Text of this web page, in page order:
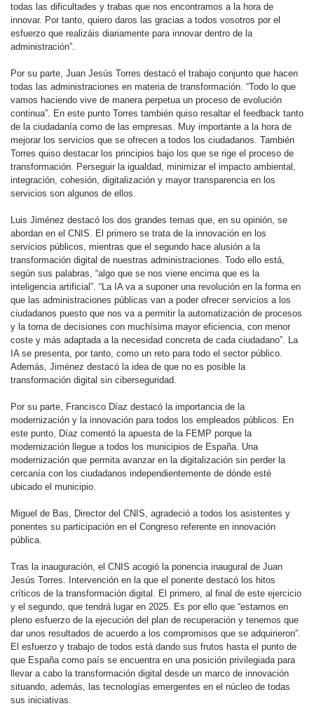
todas las dificultades y trabas que nos encontramos a la hora de
innovar. Por tanto, quiero daros las gracias a todos vosotros por el
esfuerzo que realizáis diariamente para innovar dentro de la
administración”.
Por su parte, Juan Jesús Torres destacó el trabajo conjunto que hacen
todas las administraciones en materia de transformación. “Todo lo que
vamos haciendo vive de manera perpetua un proceso de evolución
continua”. En este punto Torres también quiso resaltar el feedback tanto
de la ciudadanía como de las empresas. Muy importante a la hora de
mejorar los servicios que se ofrecen a todos los ciudadanos. También
Torres quiso destacar los principios bajo los que se rige el proceso de
transformación. Perseguir la igualdad, minimizar el impacto ambiental,
integración, cohesión, digitalización y mayor transparencia en los
servicios son algunos de ellos.
Luis Jiménez destacó los dos grandes temas que, en su opinión, se
abordan en el CNIS. El primero se trata de la innovación en los
servicios públicos, mientras que el segundo hace alusión a la
transformación digital de nuestras administraciones. Todo ello está,
según sus palabras, “algo que se nos viene encima que es la
inteligencia artificial”. “La IA va a suponer una revolución en la forma en
que las administraciones públicas van a poder ofrecer servicios a los
ciudadanos puesto que nos va a permitir la automatización de procesos
y la toma de decisiones con muchísima mayor eficiencia, con menor
coste y más adaptada a la necesidad concreta de cada ciudadano”. La
IA se presenta, por tanto, como un reto para todo el sector público.
Además, Jiménez destacó la idea de que no es posible la
transformación digital sin ciberseguridad.
Por su parte, Francisco Díaz destacó la importancia de la
modernización y la innovación para todos los empleados públicos. En
este punto, Díaz comentó la apuesta de la FEMP porque la
modernización llegue a todos los municipios de España. Una
modernización que permita avanzar en la digitalización sin perder la
cercanía con los ciudadanos independientemente de dónde esté
ubicado el municipio.
Miguel de Bas, Director del CNIS, agradeció a todos los asistentes y
ponentes su participación en el Congreso referente en innovación
pública.
Tras la inauguración, el CNIS acogió la ponencia inaugural de Juan
Jesús Torres. Intervención en la que el ponente destacó los hitos
críticos de la transformación digital. El primero, al final de este ejercicio
y el segundo, que tendrá lugar en 2025. Es por ello que “estamos en
pleno esfuerzo de la ejecución del plan de recuperación y tenemos que
dar unos resultados de acuerdo a los compromisos que se adquirieron”.
El esfuerzo y trabajo de todos está dando sus frutos hasta el punto de
que España como país se encuentra en una posición privilegiada para
llevar a cabo la transformación digital desde un marco de innovación
situando, además, las tecnologías emergentes en el núcleo de todas
sus iniciativas.